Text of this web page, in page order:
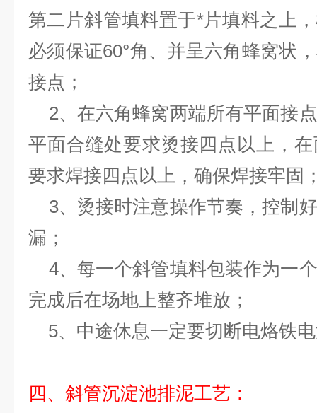
第二片斜管填料置于*片填料之上
必须保证60°角、并呈六角蜂窝状
接点；
2、在六角蜂窝两端所有平面接
平面合缝处要求烫接四点以上，
要求焊接四点以上，确保焊接牢固
3、烫接时注意操作节奏，控制
漏；
4、每一个斜管填料包装作为一
完成后在场地上整齐堆放；
5、中途休息一定要切断电烙铁
四、斜管沉淀池排泥工艺：